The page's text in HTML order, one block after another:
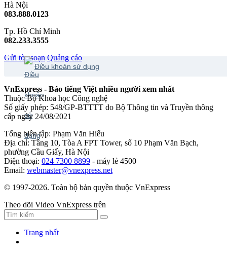
Hà Nội
083.888.0123
Tp. Hồ Chí Minh
082.233.3555
Gửi tòa soạn Quảng cáo
Điều khoản sử dụng
VnExpress - Báo tiếng Việt nhiều người xem nhất
Thuộc Bộ Khoa học Công nghệ
Số giấy phép: 548/GP-BTTTT do Bộ Thông tin và Truyền thông
cấp ngày 24/08/2021
Tổng biên tập: Phạm Văn Hiếu
Địa chỉ: Tầng 10, Tòa A FPT Tower, số 10 Phạm Văn Bạch,
phường Cầu Giấy, Hà Nội
Điện thoại: 024 7300 8899 - máy lẻ 4500
Email: webmaster@vnexpress.net
© 1997-2026. Toàn bộ bản quyền thuộc VnExpress
Theo dõi Video VnExpress trên
Trang nhất